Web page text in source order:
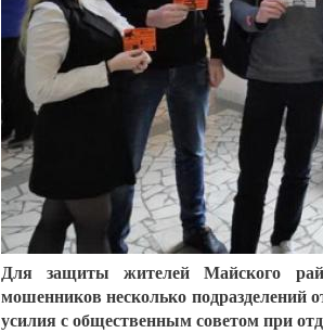
Для защиты жителей Майского
мошенников несколько подразделений
усилия с общественным советом при